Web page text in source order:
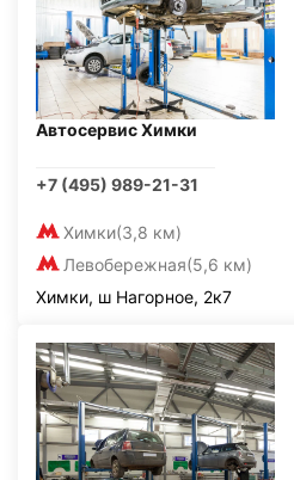
Автосервис Химки
+7 (495) 989-21-31
Химки(3,8 км)
Левобережная(5,6 км)
Химки, ш Нагорное, 2к7